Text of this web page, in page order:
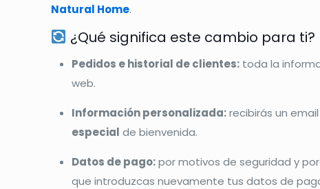
Natural Home.
¿Qué significa este cambio para ti?
Pedidos e historial de clientes: toda la
web.
Información personalizada:recibirás un
especial de bienvenida.
Datos de pago:por motivos de seguridad y
que introduzcas nuevamente tus datos de